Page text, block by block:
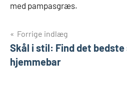
med pampasgræs.
Indlægsnavigation
Forrige indlæg
Skål i stil: Find det
hjemmebar